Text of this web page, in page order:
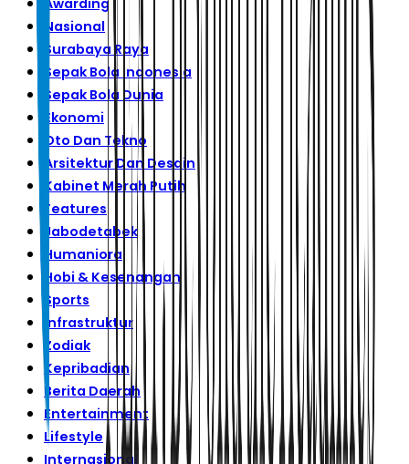
Awarding
Nasional
Surabaya Raya
Sepak Bola Indonesia
Sepak Bola Dunia
Ekonomi
Oto Dan Tekno
Arsitektur Dan Desain
Kabinet Merah Putih
Features
Jabodetabek
Humaniora
Hobi & Kesenangan
Sports
Infrastruktur
Zodiak
Kepribadian
Berita Daerah
Entertainment
Lifestyle
Internasional